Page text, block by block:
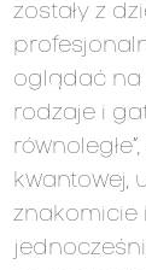
zostały z
oglądać na
rodzaje i
kwantowej,
znakomicie